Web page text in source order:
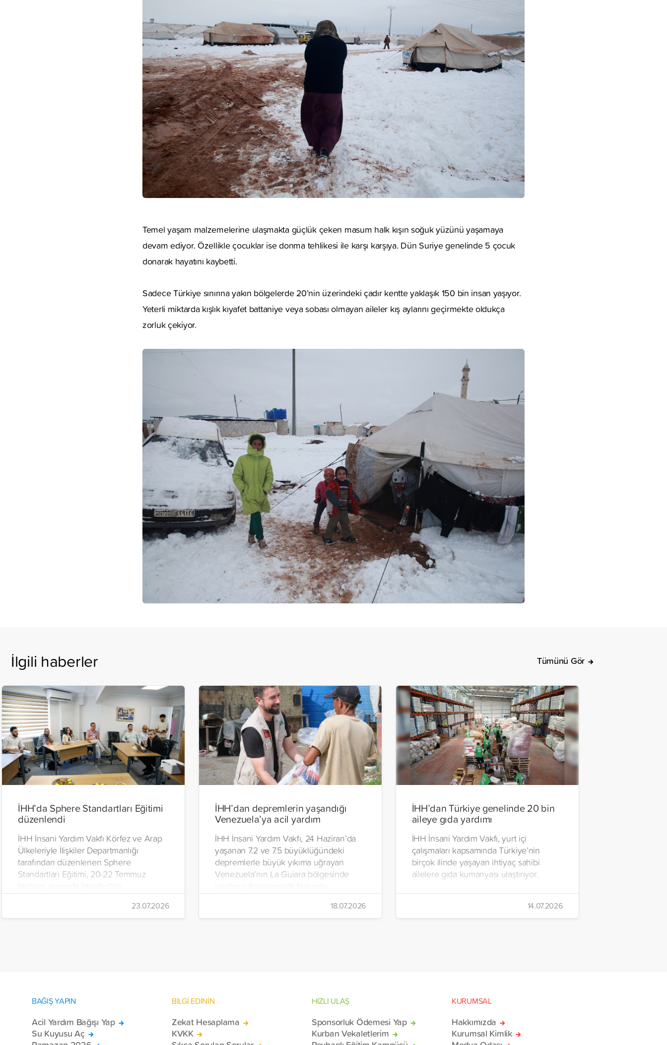
Temel yaşam malzemelerine ulaşmakta güçlük çeken masum halk kışın soğuk yüzünü yaşamaya
devam ediyor. Özellikle çocuklar ise donma tehlikesi ile karşı karşıya. Dün Suriye genelinde 5 çocuk
donarak hayatını kaybetti.
Sadece Türkiye sınırına yakın bölgelerde 20’nin üzerindeki çadır kentte yaklaşık 150 bin insan yaşıyor.
Yeterli miktarda kışlık kıyafet battaniye veya sobası olmayan aileler kış aylarını geçirmekte oldukça
zorluk çekiyor.
İlgili haberler Tümünü Gör
İHH’da Sphere Standartları Eğitimi
düzenlendi
İHH İnsani Yardım Vakfı Körfez ve Arap
Ülkeleriyle İlişkiler Departmanlığı
tarafından düzenlenen Sphere
Standartları Eğitimi, 20-22 Temmuz
gerçekleştirildi.
23.07.2026
İHH’dan depremlerin yaşandığı
Venezuela’ya acil yardım
İHH İnsani Yardım Vakfı, 24 Haziran’da
yaşanan 7.2 ve 7.5 büyüklüğündeki
depremlerle büyük yıkıma uğrayan
Venezuela’nın La Guiara bölgesinde
Çalışmalar kapsamında, sıcak yemek,
içme suyu, gıda kolisi ve hijyen paketi
dağıtımları yapıldı.
18.07.2026
İHH’dan Türkiye genelinde 20 bin
aileye gıda yardımı
İHH İnsani Yardım Vakfı, yurt içi
çalışmaları kapsamında Türkiye’nin
birçok ilinde yaşayan ihtiyaç sahibi
ailelere gıda kumanyası ulaştırıyor.
14.07.2026
BAĞIŞ YAPIN
Acil Yardım Bağışı Yap
Su Kuyusu Aç
BİLGİ EDİNİN
Zekat Hesaplama
KVKK
HIZLI ULAŞ
Sponsorluk Ödemesi Yap
Kurban Vekaletlerim
KURUMSAL
Hakkımızda
Kurumsal Kimlik